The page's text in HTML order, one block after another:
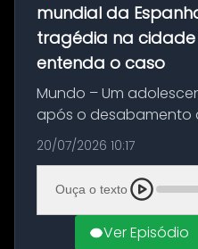
mundial da
tragédia na
entenda o caso
Mundo – Um
após o desabamento
as comemorações
Mundo conquistado
Ciudad Rodrigo, na
no...
20/07/2026 10:17
Ouça o texto
Ver Episódio